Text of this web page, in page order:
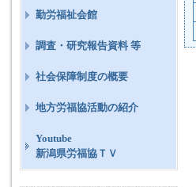
勤労福祉会館
調査・研究報告資料 等
社会保障制度の概要
地方労福協活動の紹介
Youtube
新潟県労福協ＴＶ